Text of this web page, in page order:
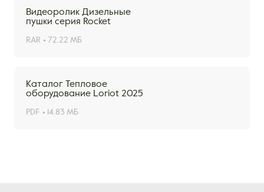
Видеоролик Дизельные
пушки серия Rocket
RAR 72.22 МБ
Каталог Тепловое
оборудование Loriot 2025
PDF 14.83 МБ